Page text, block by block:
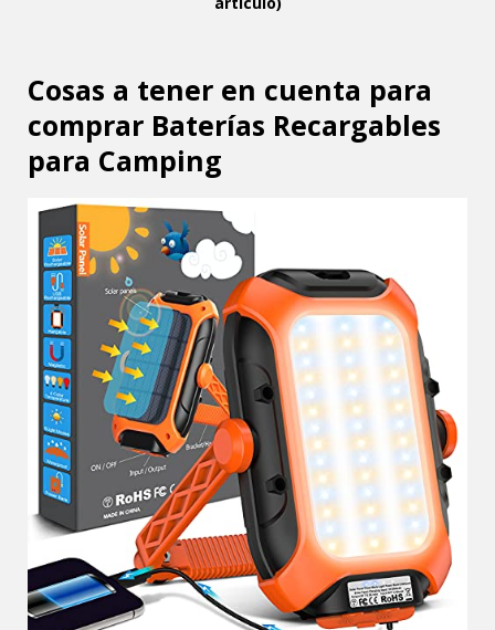
Cosas a tener en cuenta para
comprar Baterías Recargables
para Camping